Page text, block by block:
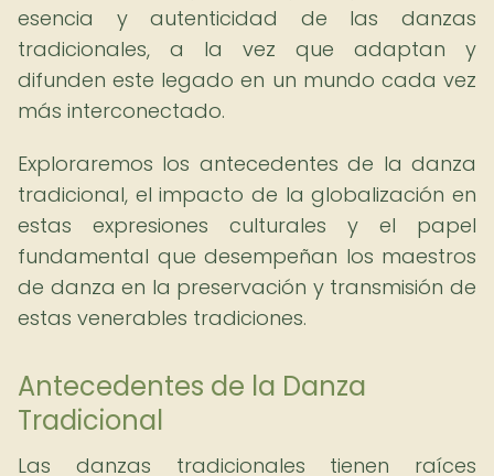
esencia y autenticidad de las danzas
tradicionales, a la vez que adaptan y
difunden este legado en un mundo cada vez
más interconectado.
Exploraremos los antecedentes de la danza
tradicional, el impacto de la globalización en
estas expresiones culturales y el papel
fundamental que desempeñan los maestros
de danza en la preservación y transmisión de
estas venerables tradiciones.
Antecedentes de la Danza
Tradicional
Las danzas tradicionales tienen raíces